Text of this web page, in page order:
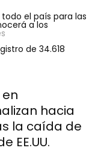
el país para las
a los
de 34.618
hacia
la caída de
EE.UU.